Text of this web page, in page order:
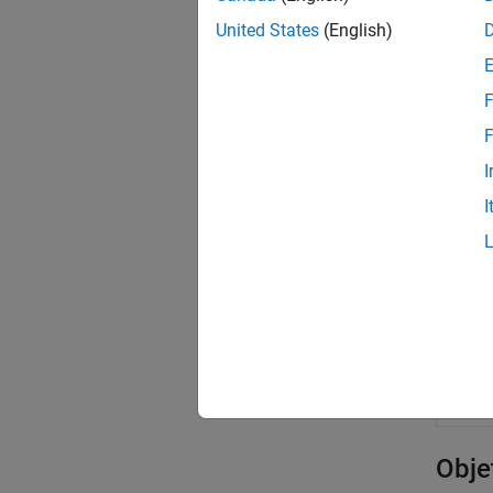
El
United States (English)